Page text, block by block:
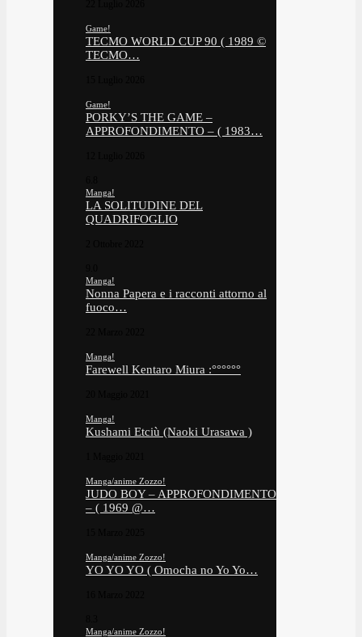
Game!
TECMO WORLD CUP 90 ( 1989 ©
TECMO…
Game!
PORKY’S THE GAME –
APPROFONDIMENTO – ( 1983…
Manga!
LA SOLITUDINE DEL
QUADRIFOGLIO
Manga!
Nonna Papera e i racconti attorno al
fuoco…
Manga!
Farewell Kentaro Miura :°°°°°°
Manga!
Kushami Etciù (Naoki Urasawa )
Manga/anime Zozzo!
JUDO BOY – APPROFONDIMENTO
– ( 1969 @…
Manga/anime Zozzo!
YO YO YO ( Omocha no Yo Yo…
Manga/anime Zozzo!